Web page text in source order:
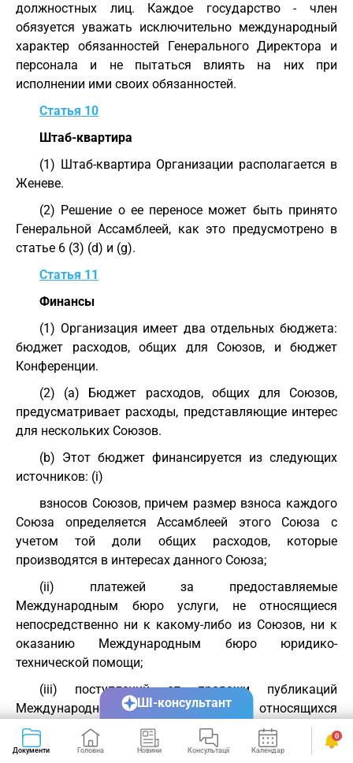
должностных лиц. Каждое государство - член
обязуется уважать исключительно международный
характер обязанностей Генерального Директора и
персонала и не пытаться влиять на них при
исполнении ими своих обязанностей.
Статья 10
Штаб-квартира
(1) Штаб-квартира Организации располагается в
Женеве.
(2) Решение о ее переносе может быть принято
Генеральной Ассамблеей, как это предусмотрено в
статье 6 (3) (d) и (g).
Статья 11
Финансы
(1) Организация имеет два отдельных бюджета:
бюджет расходов, общих для Союзов, и бюджет
Конференции.
(2) (a) Бюджет расходов, общих для Союзов,
предусматривает расходы, представляющие интерес
для нескольких Союзов.
(b) Этот бюджет финансируется из следующих
источников: (i)
взносов Союзов, причем размер взноса каждого
Союза определяется Ассамблеей этого Союза с
учетом той доли общих расходов, которые
производятся в интересах данного Союза;
(ii) платежей за предоставляемые
Международным бюро услуги, не относящиеся
непосредственно ни к какому-либо из Союзов, ни к
оказанию Международным бюро юридико-
технической помощи;
(iii) поступлений от продажи публикаций
Международного бюро, не относящихся
непосредственно к какому-либо из Союзов, или
поступлений от передачи прав на такие публикации;
Документи Головна Новини Консультації Календар Сервіси
0
ШІ-консультант